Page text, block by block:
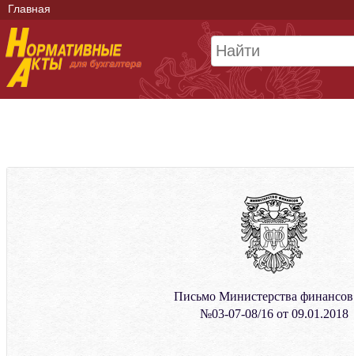
Главная
Письмо Министерства
№03-07-08/16 от 09.01.2018